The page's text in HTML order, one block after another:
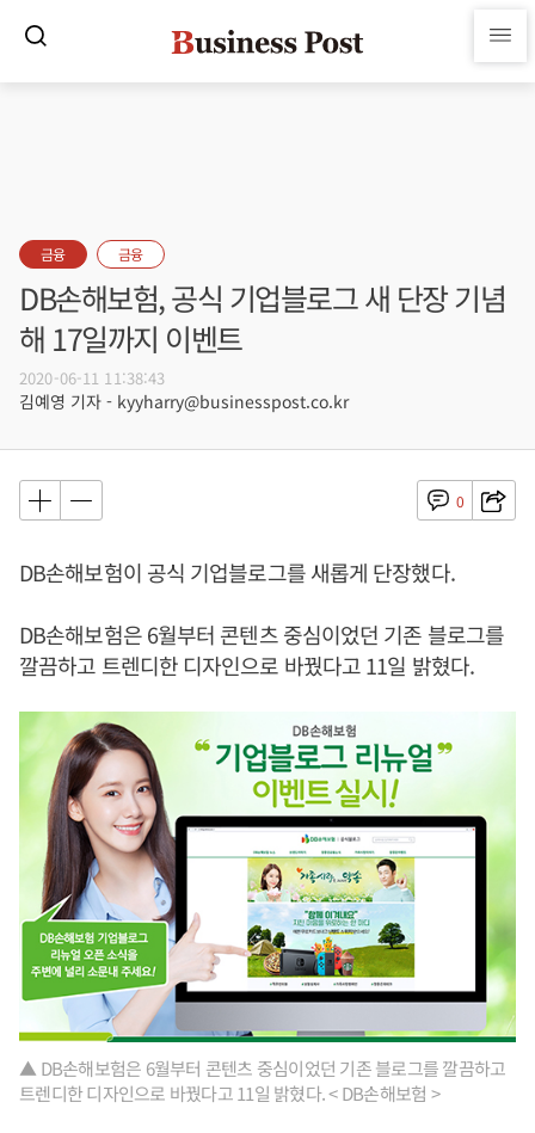
금융 금융
DB손해보험, 공식 기업블로그 새 단장 기념
해 17일까지 이벤트
2020-06-11 11:38:43
김예영 기자 - kyyharry@businesspost.co.kr
0
DB손해보험이 공식 기업블로그를 새롭게 단장했다.
DB손해보험은 6월부터 콘텐츠 중심이었던 기존 블로그를
깔끔하고 트렌디한 디자인으로 바꿨다고 11일 밝혔다.
▲ DB손해보험은 6월부터 콘텐츠 중심이었던 기존 블로그를 깔끔하고
트렌디한 디자인으로 바꿨다고 11일 밝혔다. < DB손해보험 >